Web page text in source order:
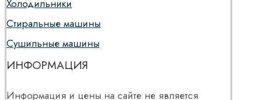
Холодильники
Стиральные машины
Сушильные машины
ИНФОРМАЦИЯ
Информация и цены на сайте не является